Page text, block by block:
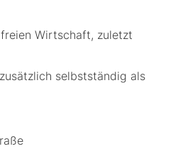
Wirtschaft, zuletzt
selbstständig als